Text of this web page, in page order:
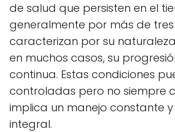
de salud que persisten en el
generalmente por más de tres
caracterizan por su
en muchos casos, su
continua. Estas condiciones
controladas pero no siempre
implica un manejo constante
integral.